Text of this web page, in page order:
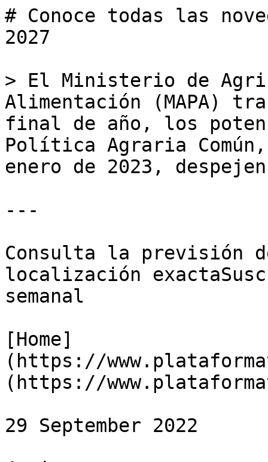
# Conoce todas las
2027
> El Ministerio de
Alimentación (MAPA)
final de año, los
Política Agraria
enero de 2023,
---
Consulta la previsión
localización
semanal
[Home]
(https://
(https://
29 September 2022